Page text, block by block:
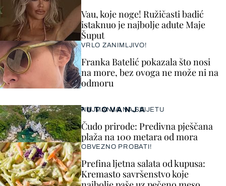
Vau, koje noge! Ružičasti badić
istaknuo je najbolje adute Maje
Šuput
VRLO ZANIMLJIVO!
Franka Batelić pokazala što nosi
na more, bez ovoga ne može ni na
odmoru
PUTOVANJA
NAJMANJA NA SVIJETU
Čudo prirode: Predivna pješčana
plaža na 100 metara od mora
OBVEZNO PROBATI!
Prefina ljetna salata od kupusa:
Kremasto savršenstvo koje